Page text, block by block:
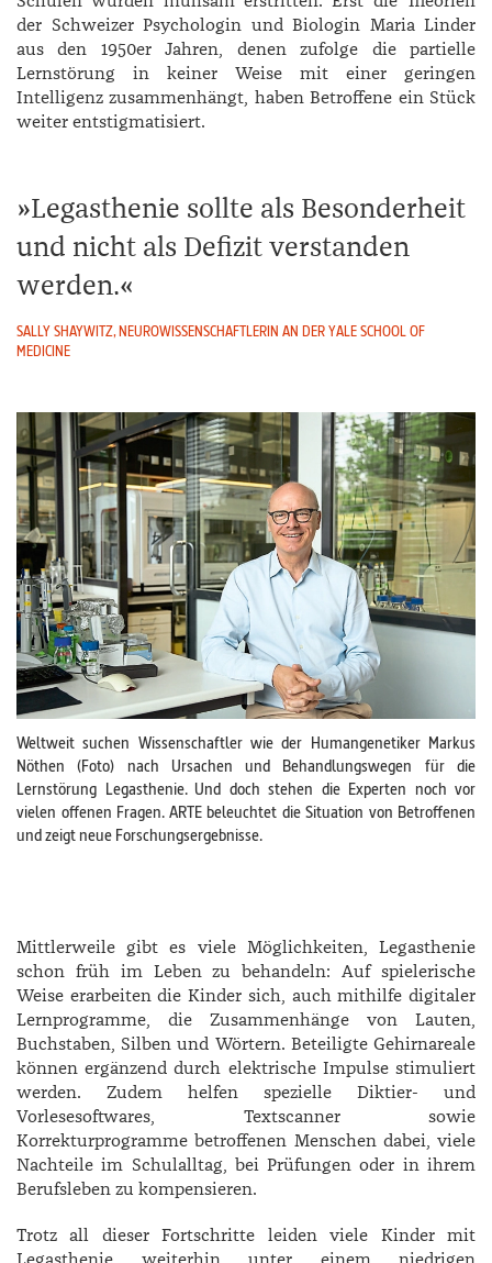
der Schweizer Psychologin und Biologin ­Maria ­Linder
aus den 1950er Jahren, denen zufolge die partielle
Lernstörung in keiner Weise mit einer geringen
Intelligenz zusammenhängt, haben Betroffene ein Stück
weiter entstigmatisiert.
Legasthenie sollte als Besonderheit
und nicht als Defizit verstanden
werden.
SALLY SHAYWITZ, NEUROWISSENSCHAFTLERIN AN DER YALE SCHOOL OF
MEDICINE
Weltweit suchen Wissenschaftler wie der Humangenetiker Markus
Nöthen (Foto) nach Ursachen und Behandlungswegen für die
Lernstörung Legasthenie. Und doch stehen die Experten noch vor
vielen offenen Fragen. ARTE beleuchtet die Situation von Betroffenen
und zeigt neue Forschungsergebnisse.
Mittlerweile gibt es viele Möglichkeiten, Legasthenie
schon früh im Leben zu behandeln: Auf spielerische
Weise erarbeiten die Kinder sich, auch mithilfe digitaler
Lernprogramme, die Zusammenhänge von Lauten,
Buchstaben, Silben und Wörtern. Beteiligte Gehirnareale
können ergänzend durch elektrische Impulse stimuliert
werden. Zudem helfen spezielle Diktier- und
Vorlesesoftwares, Textscanner sowie
Korrekturprogramme betroffenen Menschen dabei, viele
Nachteile im Schulalltag, bei Prüfungen oder in ihrem
Berufsleben zu kompensieren.
Trotz all dieser Fortschritte leiden viele Kinder mit